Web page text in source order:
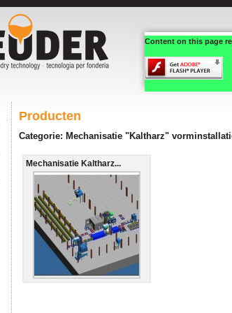
Content on this page
Producten
Categorie: Mechanisatie "Kaltharz"
Mechanisatie Kaltharz...